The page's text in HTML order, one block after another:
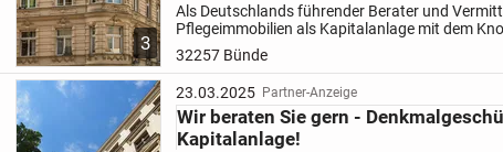
3
Als Deutschlands führender Berater und
Pflegeimmobilien als Kapitalanlage mit dem
vermittelten Immobilien stellen wir Ihnen unsere
im...
32257 Bünde
23.03.2025 Partner-Anzeige
Wir beraten Sie gern -
Kapitalanlage!